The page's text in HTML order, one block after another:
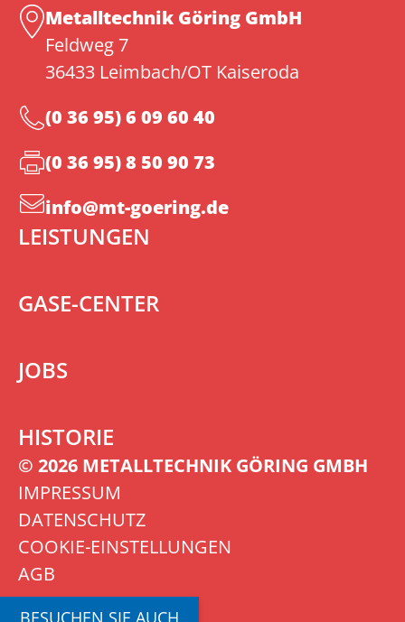
BESUCHEN SIE AUCH
Metalltechnik Göring GmbH
Feldweg 7
36433 Leimbach/OT Kaiseroda
(0 36 95) 6 09 60 40
(0 36 95) 8 50 90 73
info@mt-goering.de
LEISTUNGEN
GASE-CENTER
JOBS
HISTORIE
© 2026 METALLTECHNIK GÖRING GMBH
IMPRESSUM
DATENSCHUTZ
COOKIE-EINSTELLUNGEN
AGB